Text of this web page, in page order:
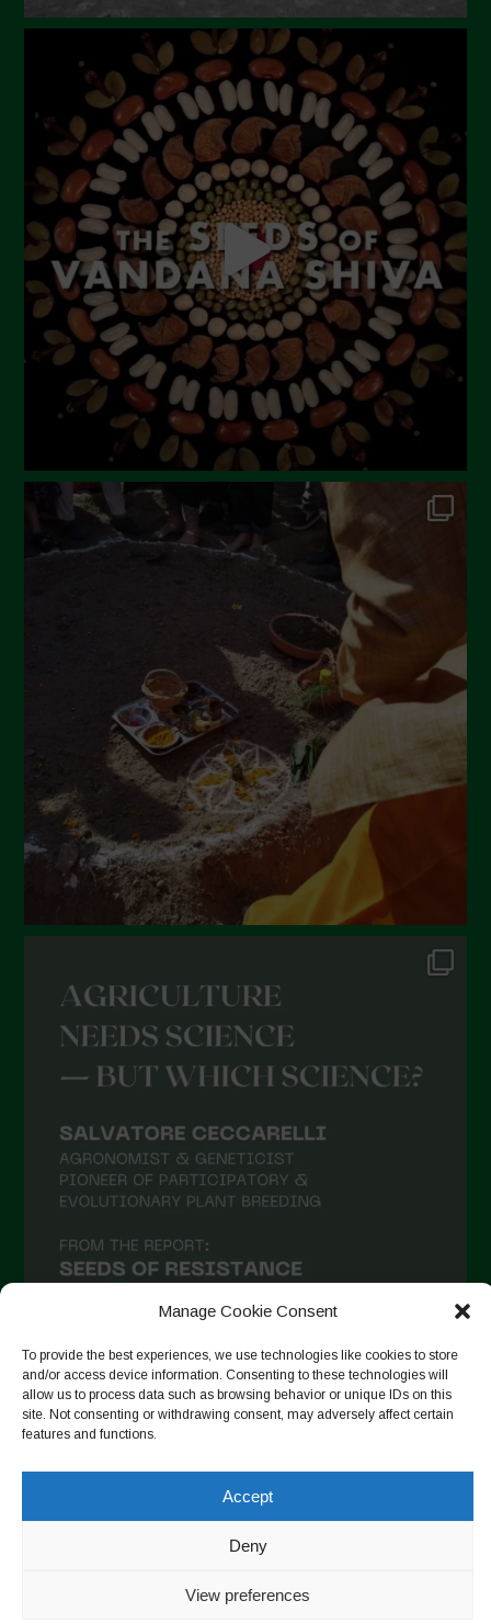
Manage Cookie Consent
To provide the best experiences, we use technologies like cookies to store
and/or access device information. Consenting to these technologies will
allow us to process data such as browsing behavior or unique IDs on this
site. Not consenting or withdrawing consent, may adversely affect certain
features and functions.
Accept
Deny
View preferences
Auf Instagram folgen
Copyright © 2026. All rights reserved.Datenschutzerklärung-